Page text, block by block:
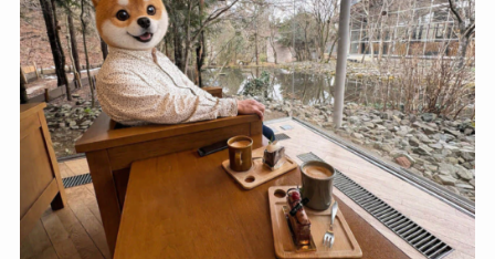
カフェラウンジでケーキとカフェオレを